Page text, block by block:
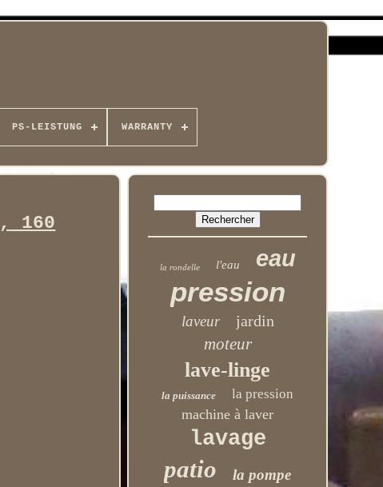
PS-LEISTUNG WARRANTY
160
la rondelle l'eau eau
pression
laveur jardin
moteur
lave-linge
la puissance la pression
machine à laver
lavage
patio la pompe